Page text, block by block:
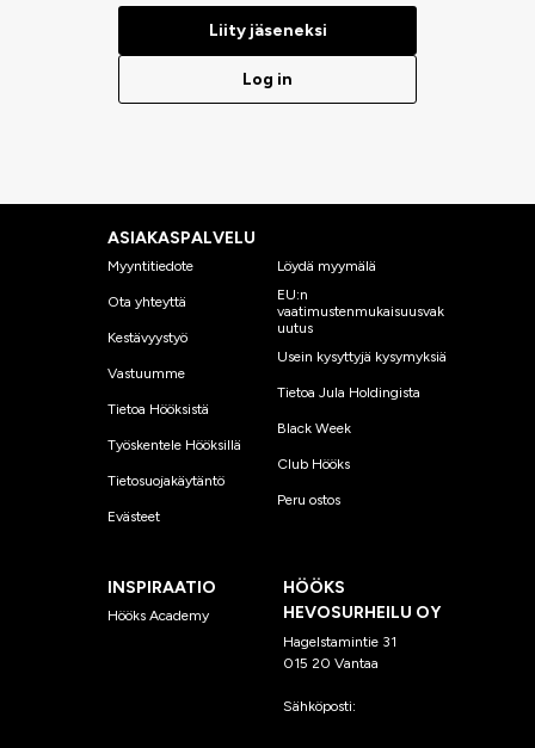
Liity jäseneksi
Log in
ASIAKASPALVELU
Myyntitiedote
Ota yhteyttä
Kestävyystyö
Vastuumme
Tietoa Hööksistä
Työskentele Hööksillä
Tietosuojakäytäntö
Evästeet
Löydä myymälä
EU:n
vaatimustenmukaisuusvak
uutus
Usein kysyttyjä kysymyksiä
Tietoa Jula Holdingista
Black Week
Club Hööks
Peru ostos
INSPIRAATIO
Hööks Academy
HÖÖKS
HEVOSURHEILU OY
Hagelstamintie 31
015 20 Vantaa
Sähköposti: